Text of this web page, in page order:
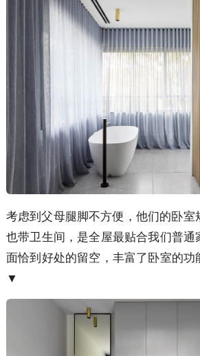
考虑到父母腿脚不方便，他们的卧室
也带卫生间，是全屋最贴合我们普
面恰到好处的留空，丰富了卧室的
▼